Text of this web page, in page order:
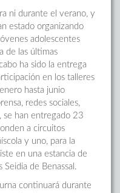
ni durante el verano, y
estado organizando
adolescentes
de las últimas
ha sido la entrega
en los talleres
hasta junio
redes sociales,
se han entregado 23
a circuitos
y uno, para la
en una estancia de
Seidia de Benassal.
continuará durante